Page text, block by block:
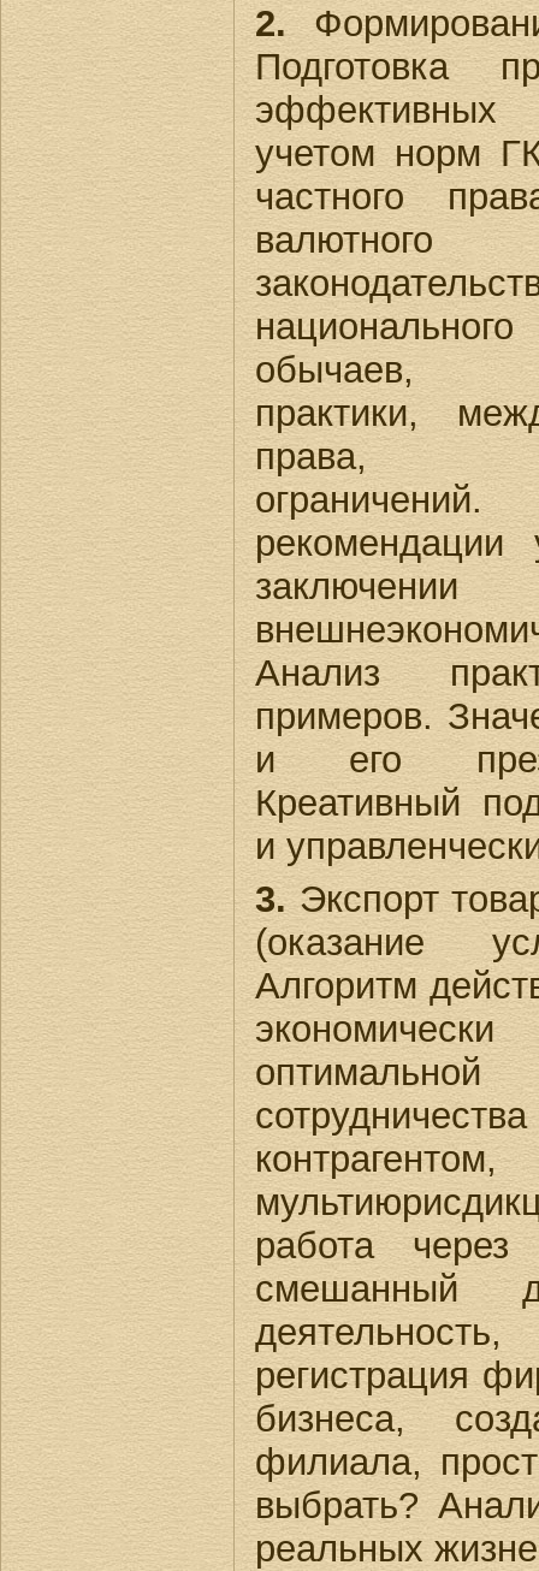
2.
Подготовка
учетом норм
частного
обычаев,
практики,
права,
Анализ
примеров.
и его
Креативный
и
3.Экспорт
(оказание
Алгоритм
работа через
смешанный
регистрация
бизнеса,
филиала,
выбрать?
реальных